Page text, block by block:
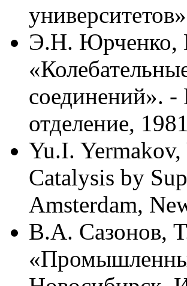
Э.Н. Юрченко,
соединений».
отделение,
Yu.I.
Catalysis by
Amsterdam,
В.А. Сазонов,